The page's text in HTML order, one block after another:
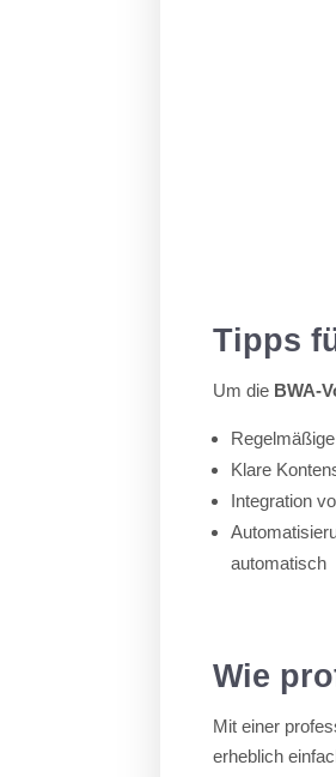
Tipps
Um die BWA-
Klare
Integration
automatisch
Wie
Mit einer
erheblich